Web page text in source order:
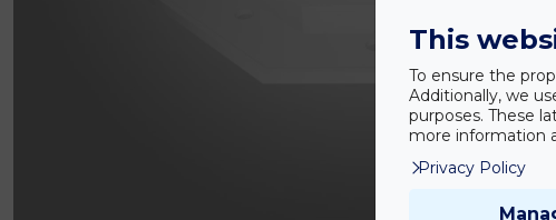
This
To ensure the
Additionally, we
purposes. These
more information
Privacy Policy